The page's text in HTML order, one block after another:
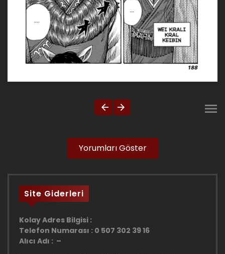
Yorumları Göster
Site Giderleri
Kolay Adres Bilgisi :
Telefon Numarası : 0 507 302 39 16
Alıcı Adı : –